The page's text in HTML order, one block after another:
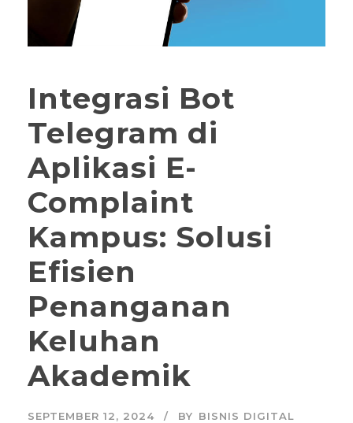
Integrasi Bot
Telegram di
Aplikasi E-
Complaint
Kampus: Solusi
Efisien
Penanganan
Keluhan
Akademik
SEPTEMBER 12, 2024 BY BISNIS DIGITAL